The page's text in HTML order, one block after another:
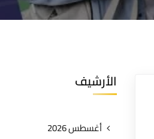
الأرشيف
أغسطس 2026